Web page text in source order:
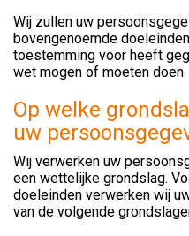
Wij zullen uw
bovengenoemde
toestemming voor heeft
wet mogen of moeten doen.
Op welke
uw
Wij verwerken uw
een wettelijke grondslag.
doeleinden verwerken wij
van de volgende